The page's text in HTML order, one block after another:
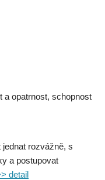
a opatrnost, schopnost
rozvážně, s
a postupovat
detail